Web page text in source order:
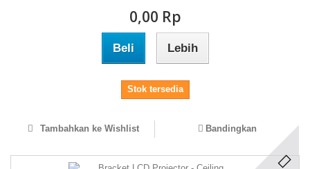
0,00 Rp‎
Beli Lebih
Stok tersedia
Tambahkan ke Wishlist Bandingkan